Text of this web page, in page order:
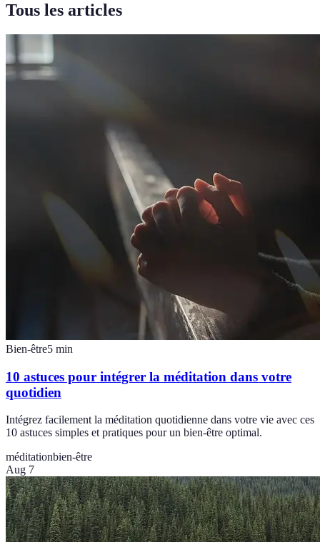
Tous les articles
Bien-être5 min
10 astuces pour intégrer la méditation dans votre
quotidien
Intégrez facilement la méditation quotidienne dans votre vie avec ces
10 astuces simples et pratiques pour un bien-être optimal.
méditationbien-être
Aug 7